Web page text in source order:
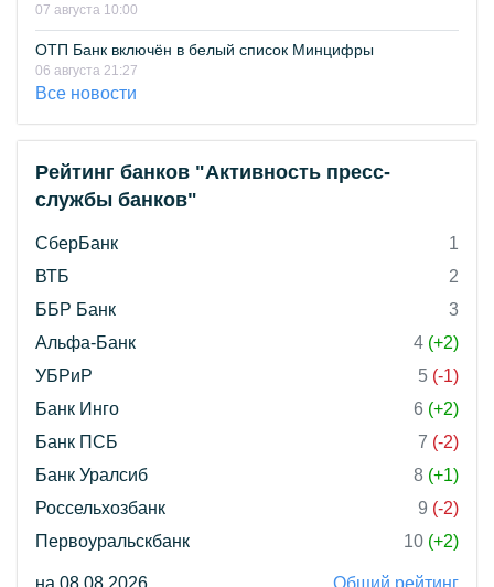
07 августа 10:00
ОТП Банк включён в белый список Минцифры
06 августа 21:27
Все новости
Рейтинг банков "Активность пресс-
службы банков"
СберБанк
1
ВТБ
2
ББР Банк
3
Альфа-Банк
4 (+2)
УБРиР
5 (-1)
Банк Инго
6 (+2)
Банк ПСБ
7 (-2)
Банк Уралсиб
8 (+1)
Россельхозбанк
9 (-2)
Первоуральскбанк
10 (+2)